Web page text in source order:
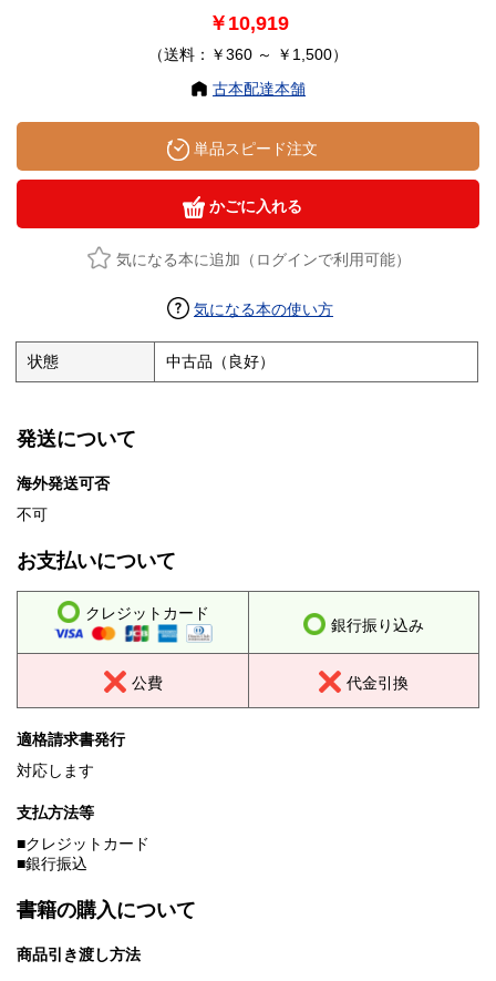
￥10,919
（送料：￥360 ～ ￥1,500）
古本配達本舗
単品スピード注文
かごに入れる
気になる本に追加（ログインで利用可能）
気になる本の使い方
状態 中古品（良好）
発送について
海外発送可否
不可
お支払いについて
クレジットカード
銀行振り込み
公費 代金引換
適格請求書発行
対応します
支払方法等
■クレジットカード
■銀行振込
書籍の購入について
商品引き渡し方法